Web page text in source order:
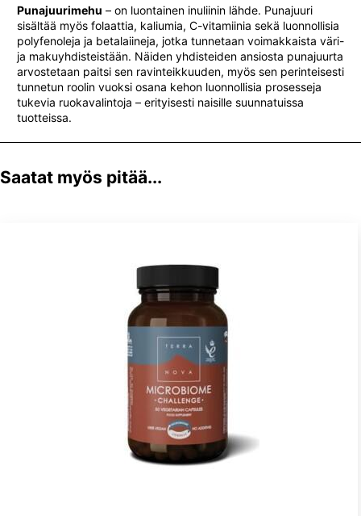
Punajuurimehu – on luontainen inuliinin lähde. Punajuuri
sisältää myös folaattia, kaliumia, C-vitamiinia sekä luonnollisia
polyfenoleja ja betalaiineja, jotka tunnetaan voimakkaista väri-
ja makuyhdisteistään. Näiden yhdisteiden ansiosta punajuurta
arvostetaan paitsi sen ravinteikkuuden, myös sen perinteisesti
tunnetun roolin vuoksi osana kehon luonnollisia prosesseja
tukevia ruokavalintoja – erityisesti naisille suunnatuissa
tuotteissa.
Saatat myös pitää...